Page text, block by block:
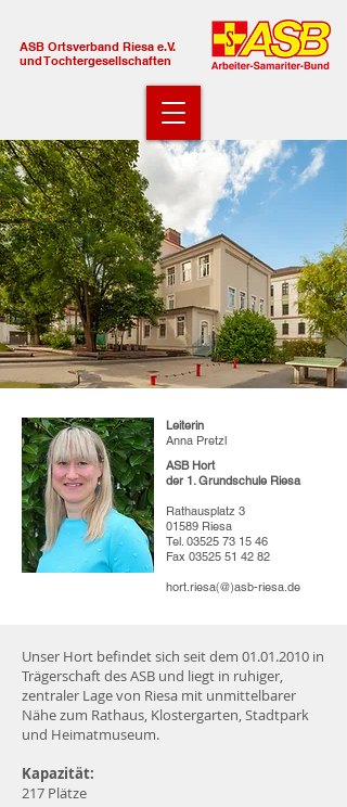
ASB Ortsverband Riesa e.V.
und Tochtergesellschaften
Leiterin
Anna Pretzl
ASB Hort
der 1. Grundschule Riesa
Rathausplatz 3
01589 Riesa
Tel. 03525 73 15 46
Fax 03525 51 42 82
hort.riesa(@)asb-riesa.de
Unser Hort befindet sich seit dem 01.01.2010 in
Trägerschaft des ASB und liegt in ruhiger,
zentraler Lage von Riesa mit unmittelbarer
Nähe zum Rathaus, Klostergarten, Stadtpark
und Heimatmuseum.
Kapazität:
217 Plätze